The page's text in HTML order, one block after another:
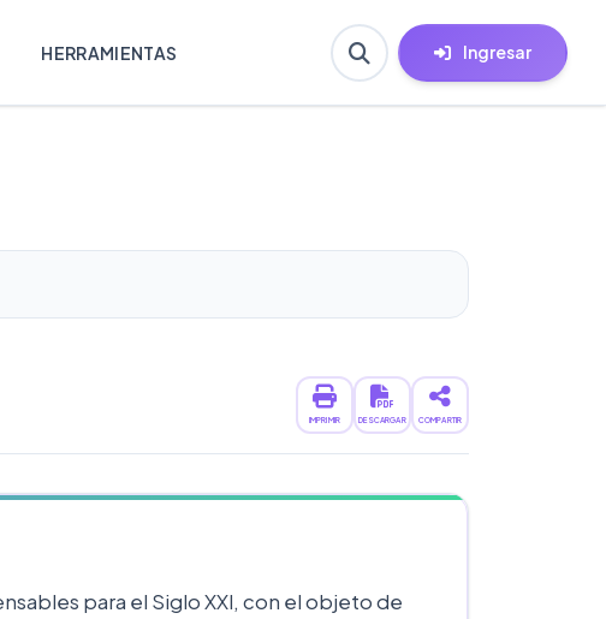
HERRAMIENTAS Ingresar
IMPRIMIR DESCARGAR COMPARTIR
para el Siglo XXl, con el objeto de